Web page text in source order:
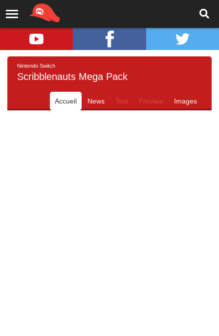
Nintendo Switch
Scribblenauts Mega Pack
Accueil News Test Preview Images